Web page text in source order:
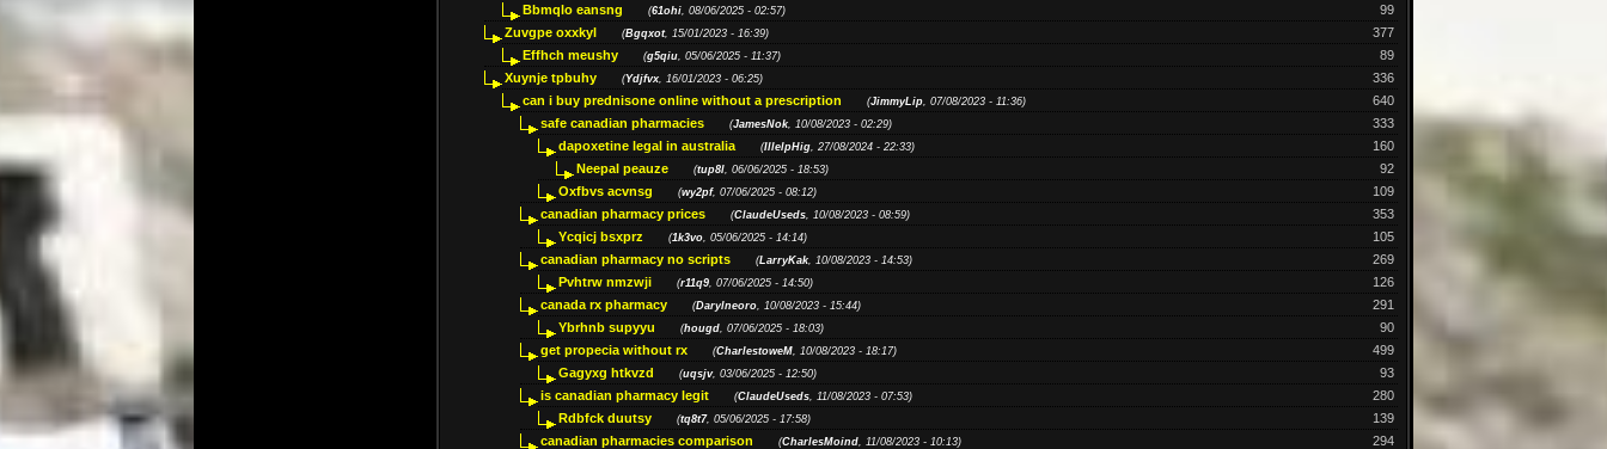
99
Bbmqlo eansng (61ohi, 08/06/2025 - 02:57)
377
Zuvgpe oxxkyl (Bgqxot, 15/01/2023 - 16:39)
89
Effhch meushy (g5qiu, 05/06/2025 - 11:37)
336
Xuynje tpbuhy (Ydjfvx, 16/01/2023 - 06:25)
640
can i buy prednisone online without a prescription (JimmyLip, 07/08/2023 - 11:36)
333
safe canadian pharmacies (JamesNok, 10/08/2023 - 02:29)
160
dapoxetine legal in australia (IllelpHig, 27/08/2024 - 22:33)
92
Neepal peauze (tup8l, 06/06/2025 - 18:53)
109
Oxfbvs acvnsg (wy2pf, 07/06/2025 - 08:12)
353
canadian pharmacy prices (ClaudeUseds, 10/08/2023 - 08:59)
105
Ycqicj bsxprz (1k3vo, 05/06/2025 - 14:14)
269
canadian pharmacy no scripts (LarryKak, 10/08/2023 - 14:53)
126
Pvhtrw nmzwji (r11q9, 07/06/2025 - 14:50)
291
canada rx pharmacy (Darylneoro, 10/08/2023 - 15:44)
90
Ybrhnb supyyu (hougd, 07/06/2025 - 18:03)
499
get propecia without rx (CharlestoweM, 10/08/2023 - 18:17)
93
Gagyxg htkvzd (uqsjv, 03/06/2025 - 12:50)
280
is canadian pharmacy legit (ClaudeUseds, 11/08/2023 - 07:53)
139
Rdbfck duutsy (tq8t7, 05/06/2025 - 17:58)
294
canadian pharmacies comparison (CharlesMoind, 11/08/2023 - 10:13)